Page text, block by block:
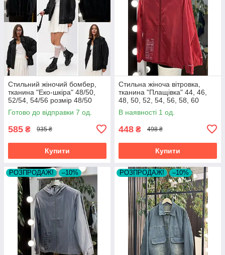
Стильний жіночий бомбер,
тканина "Еко-шкіра" 48/50,
52/54, 54/56 розмір 48/50
Готово до відправки 7 од.
585 ₴ 935 ₴
Купити
Стильна жіноча вітровка,
тканина "Плащівка" 44, 46,
48, 50, 52, 54, 56, 58, 60
розмір 44
В наявності 1 од.
448 ₴ 498 ₴
Купити
РОЗПРОДАЖ! –10% РОЗПРОДАЖ! –10%